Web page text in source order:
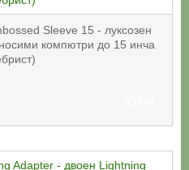
Sleeve 15 - луксозен
компютри до 15 инча